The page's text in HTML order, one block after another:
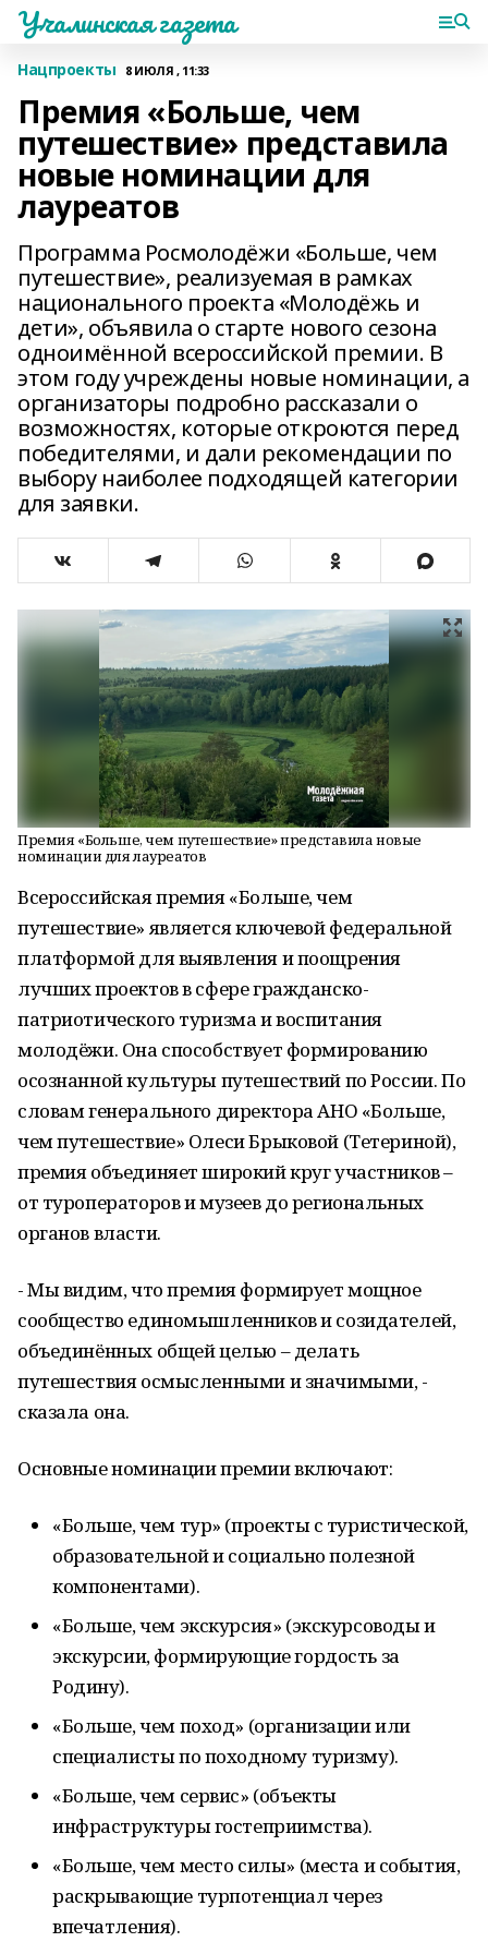
Учалинская газета
Нацпроекты 8 ИЮЛЯ , 11:33
Премия «Больше, чем
путешествие» представила
новые номинации для
лауреатов
Программа Росмолодёжи «Больше, чем
путешествие», реализуемая в рамках
национального проекта «Молодёжь и
дети», объявила о старте нового сезона
одноимённой всероссийской премии. В
этом году учреждены новые номинации, а
организаторы подробно рассказали о
возможностях, которые откроются перед
победителями, и дали рекомендации по
выбору наиболее подходящей категории
для заявки.
Премия «Больше, чем путешествие» представила новые
номинации для лауреатов
Всероссийская премия «Больше, чем
путешествие» является ключевой федеральной
платформой для выявления и поощрения
лучших проектов в сфере гражданско-
патриотического туризма и воспитания
молодёжи. Она способствует формированию
осознанной культуры путешествий по России. По
словам генерального директора АНО «Больше,
чем путешествие» Олеси Брыковой (Тетериной),
премия объединяет широкий круг участников –
от туроператоров и музеев до региональных
органов власти.
- Мы видим, что премия формирует мощное
сообщество единомышленников и созидателей,
объединённых общей целью – делать
путешествия осмысленными и значимыми, -
сказала она.
Основные номинации премии включают:
«Больше, чем тур» (проекты с туристической,
образовательной и социально полезной
компонентами).
«Больше, чем экскурсия» (экскурсоводы и
экскурсии, формирующие гордость за
Родину).
«Больше, чем поход» (организации или
специалисты по походному туризму).
«Больше, чем сервис» (объекты
инфраструктуры гостеприимства).
«Больше, чем место силы» (места и события,
раскрывающие турпотенциал через
впечатления).